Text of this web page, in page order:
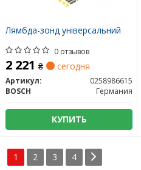
Лямбда-зонд універсальний
0 отзывов
2 221 ₴ сегодня
Артикул:
0258986615
BOSCH
Германия
КУПИТЬ
1 2 3 4